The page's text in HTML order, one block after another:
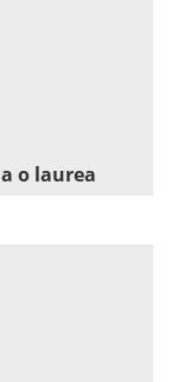
o laurea